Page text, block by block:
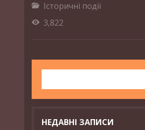
Історичні події
3,822
НЕДАВНІ ЗАПИСИ